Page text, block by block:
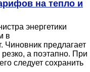
на тепло и
энергетики
в
Чиновник предлагает
а поэтапно. При
следует сохранить